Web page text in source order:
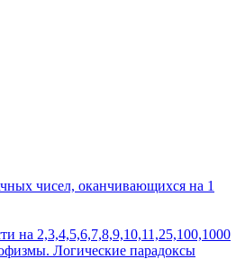
чисел, оканчивающихся на 1
на 2,3,4,5,6,7,8,9,10,11,25,100,1000
Логические парадоксы